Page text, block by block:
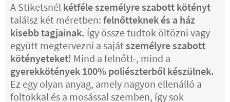
A Stiketsnél kétféle személyre szabott kötényt
találsz két méretben: felnőtteknek és a ház
kisebb tagjainak. Így össze tudtok öltözni vagy
együtt megtervezni a sajátszemélyre szabott
kötényeteket! Mind a felnőtt-, mind a
gyerekkötények 100% poliészterből készülnek.
Ez egy olyan anyag, amely nagyon ellenálló a
foltokkal és a mosással szemben, így sok